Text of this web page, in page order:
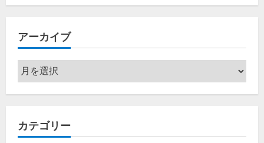
アーカイブ
ア
ー
カ
ブ
カテゴリー